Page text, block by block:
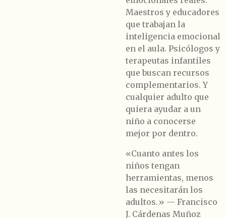
Maestros y educadores
que trabajan la
inteligencia emocional
en el aula. Psicólogos y
terapeutas infantiles
que buscan recursos
complementarios. Y
cualquier adulto que
quiera ayudar a un
niño a conocerse
mejor por dentro.
«Cuanto antes los
niños tengan
herramientas, menos
las necesitarán los
adultos.» — Francisco
J. Cárdenas Muñoz